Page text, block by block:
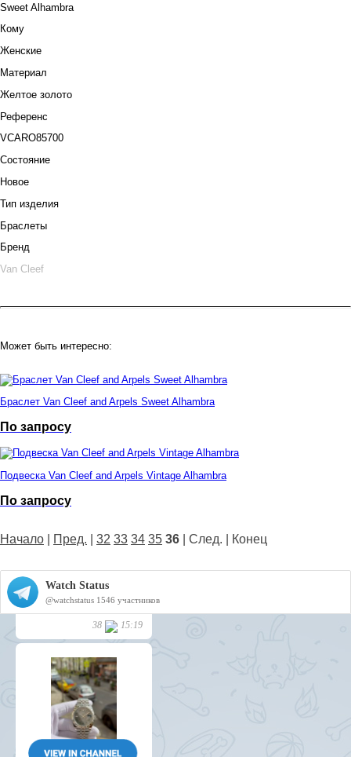
Sweet Alhambra
Кому
Женские
Материал
Желтое золото
Референс
VCARO85700
Состояние
Новое
Тип изделия
Браслеты
Бренд
Van Cleef
Может быть интересно:
Браслет Van Cleef and Arpels Sweet Alhambra
По запросу
Подвеска Van Cleef and Arpels Vintage Alhambra
По запросу
Начало Пред. 32 33 34 35 36 | След. | Конец